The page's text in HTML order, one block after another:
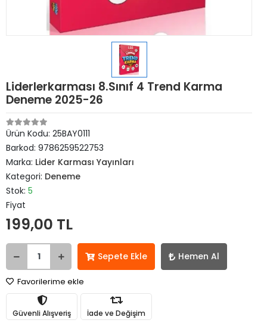
Liderlerkarması 8.Sınıf 4 Trend Karma
Deneme 2025-26
Ürün Kodu: 25BAY0111
Barkod: 9786259522753
Marka: Lider Karması Yayınları
Kategori: Deneme
Stok: 5
Fiyat
199,00 TL
Sepete Ekle Hemen Al
Favorilerime ekle
Güvenli Alışveriş İade ve Değişim